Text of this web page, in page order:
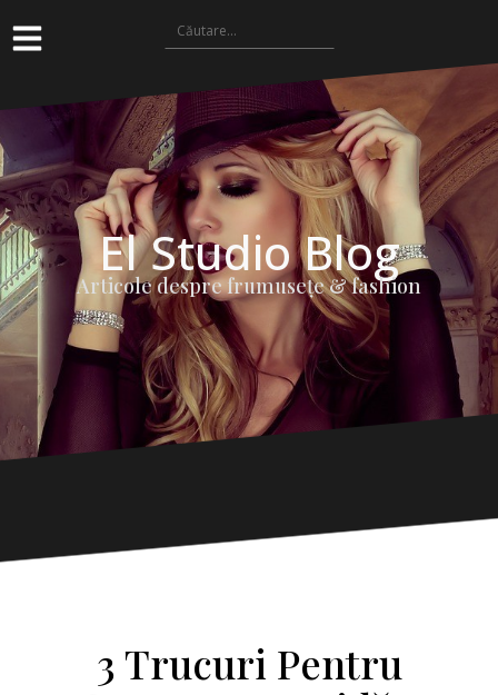
El Studio Blog
Articole despre frumuseţe & fashion
3 Trucuri Pentru